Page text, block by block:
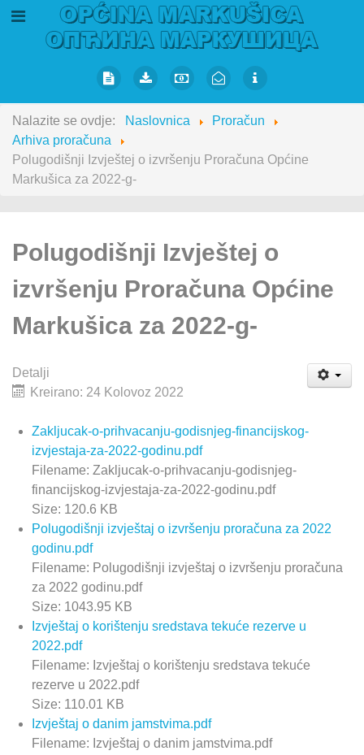
Nalazite se ovdje: Naslovnica
Proračun
Arhiva proračuna
Polugodišnji Izvještej o izvršenju Proračuna Općine
Markušica za 2022-g-
Polugodišnji Izvještej o
izvršenju Proračuna Općine
Markušica za 2022-g-
Detalji
Kreirano: 24 Kolovoz 2022
Zakljucak-o-prihvacanju-godisnjeg-financijskog-
izvjestaja-za-2022-godinu.pdf
Filename: Zakljucak-o-prihvacanju-godisnjeg-
financijskog-izvjestaja-za-2022-godinu.pdf
Size: 120.6 KB
Polugodišnji izvještaj o izvršenju proračuna za 2022
godinu.pdf
Filename: Polugodišnji izvještaj o izvršenju proračuna
za 2022 godinu.pdf
Size: 1043.95 KB
Izvještaj o korištenju sredstava tekuće rezerve u
2022.pdf
Filename: Izvještaj o korištenju sredstava tekuće
rezerve u 2022.pdf
Size: 110.01 KB
Izvještaj o danim jamstvima.pdf
Filename: Izvještaj o danim jamstvima.pdf